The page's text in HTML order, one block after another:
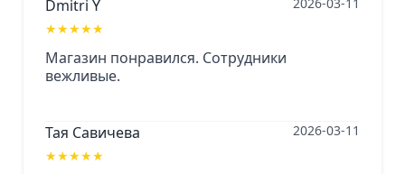
Dmitri Y
★★★★★
2026-03-11
Магазин понравился. Сотрудники
вежливые.
Тая Савичева
★★★★★
2026-03-11